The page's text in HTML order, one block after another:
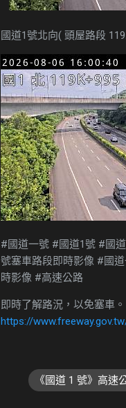
國道1號北向( 頭屋路段
#國道一號 #國道1號 #國
號塞車路段即時影像 #國
時影像 #高速公路
即時了解路況，以免塞車
https://
《國道 1 號》高速